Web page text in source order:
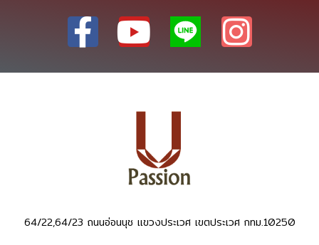
64/22,64/23 ถนนอ่อนนุช แขวงประเวศ เขตประเวศ กทม.10250